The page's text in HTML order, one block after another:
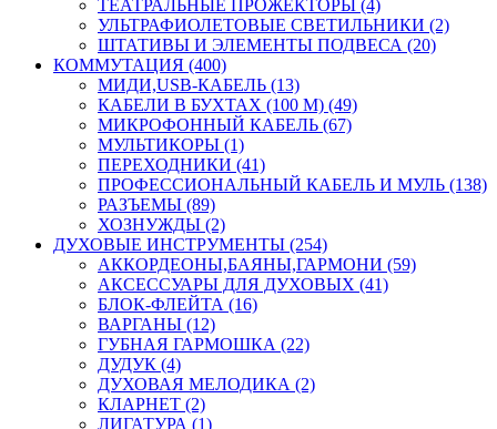
ТЕАТРАЛЬНЫЕ ПРОЖЕКТОРЫ (4)
УЛЬТРАФИОЛЕТОВЫЕ СВЕТИЛЬНИКИ (2)
ШТАТИВЫ И ЭЛЕМЕНТЫ ПОДВЕСА (20)
КОММУТАЦИЯ (400)
МИДИ,USB-КАБЕЛЬ (13)
КАБЕЛИ В БУХТАХ (100 М) (49)
МИКРОФОННЫЙ КАБЕЛЬ (67)
МУЛЬТИКОРЫ (1)
ПЕРЕХОДНИКИ (41)
ПРОФЕССИОНАЛЬНЫЙ КАБЕЛЬ И МУЛЬ (138)
РАЗЪЕМЫ (89)
ХОЗНУЖДЫ (2)
ДУХОВЫЕ ИНСТРУМЕНТЫ (254)
АККОРДЕОНЫ,БАЯНЫ,ГАРМОНИ (59)
АКСЕССУАРЫ ДЛЯ ДУХОВЫХ (41)
БЛОК-ФЛЕЙТА (16)
ВАРГАНЫ (12)
ГУБНАЯ ГАРМОШКА (22)
ДУДУК (4)
ДУХОВАЯ МЕЛОДИКА (2)
КЛАРНЕТ (2)
ЛИГАТУРА (1)